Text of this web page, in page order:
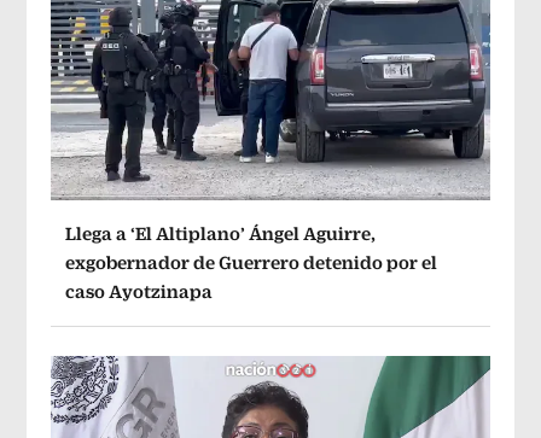
Llega a ‘El Altiplano’ Ángel Aguirre,
exgobernador de Guerrero detenido por el
caso Ayotzinapa